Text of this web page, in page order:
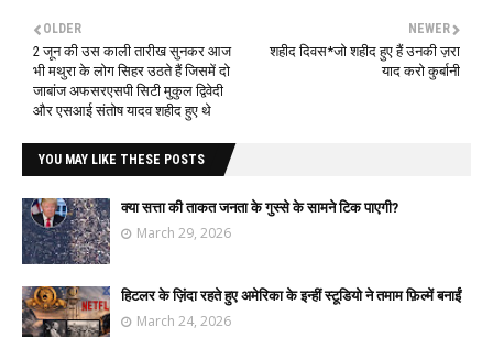
NEWER
शहीद दिवस*जो शहीद हुए हैं उनकी ज़रा
याद करो कुर्बानी
OLDER
2 जून की उस काली तारीख सुनकर आज
भी मथुरा के लोग सिहर उठते हैं जिसमें दो
जाबांज अफसरएसपी सिटी मुकुल द्विवेदी
और एसआई संतोष यादव शहीद हुए थे
YOU MAY LIKE THESE POSTS
क्या सत्ता की ताकत जनता के गुस्से के सामने टिक पाएगी?
March 29, 2026
हिटलर के ज़िंदा रहते हुए अमेरिका के इन्हीं स्टूडियो ने तमाम फ़िल्में बनाईं
March 24, 2026